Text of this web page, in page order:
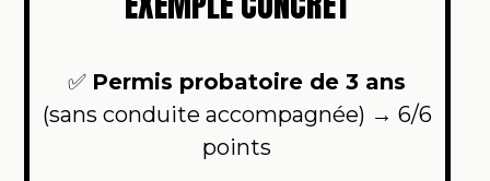
✅ Permis probatoire de 3 ans
(sans conduite accompagnée) → 6/6
points